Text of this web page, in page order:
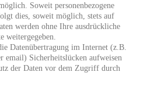
Soweit personenbezogene
dies, soweit möglich, stets auf
werden ohne Ihre ausdrückliche
weitergegeben.
Datenübertragung im Internet (z.B.
email) Sicherheitslücken aufweisen
der Daten vor dem Zugriff durch